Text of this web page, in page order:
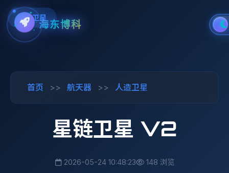
海东博科
首页 >> 航天器 >> 人造卫星
人造卫星
星链卫星 V2
2026-05-24 10:48:23 148 浏览